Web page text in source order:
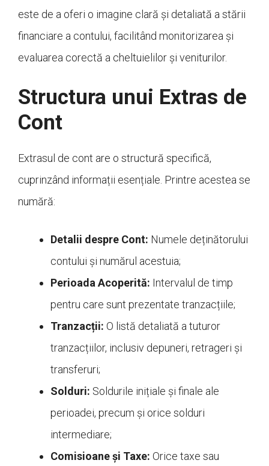
este de a oferi o imagine clară și detaliată a stării
financiare a contului, facilitând monitorizarea și
evaluarea corectă a cheltuielilor și veniturilor.
Structura unui Extras de
Cont
Extrasul de cont are o structură specifică,
cuprinzând informații esențiale. Printre acestea se
numără:
Detalii despre Cont: Numele deținătorului
contului și numărul acestuia;
Perioada Acoperită: Intervalul de timp
pentru care sunt prezentate tranzacțiile;
Tranzacții: O listă detaliată a tuturor
tranzacțiilor, inclusiv depuneri, retrageri și
transferuri;
Solduri: Soldurile inițiale și finale ale
perioadei, precum și orice solduri
intermediare;
Comisioane și Taxe: Orice taxe sau